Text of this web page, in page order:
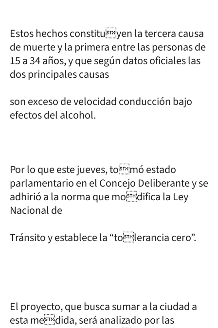
Estos hechos constituyen la tercera causa
de muerte y la primera entre las personas de
15 a 34 años, y que según datos oficiales las
dos principales causas
son exceso de velocidad conducción bajo
efectos del alcohol.
Por lo que este jueves, tomó estado
parlamentario en el Concejo Deliberante y se
adhirió a la norma que modifica la Ley
Nacional de
Tránsito y establece la “tolerancia cero”.
El proyecto, que busca sumar a la ciudad a
esta medida, será analizado por las